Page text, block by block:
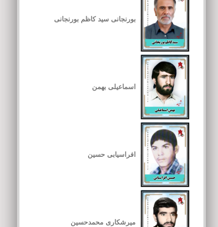
بورنجانی سید کاظم بورنجانی
اسماعیلی بهمن
افراسیابی حسین
میرشکاری محمدحسین